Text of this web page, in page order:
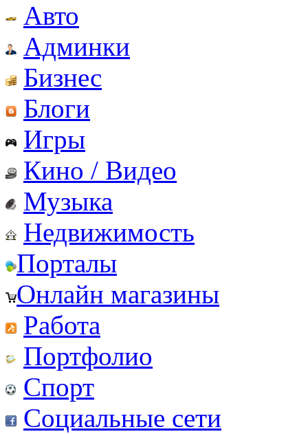
Авто
Админки
Бизнес
Блоги
Игры
Кино / Видео
Музыка
Недвижимость
Порталы
Онлайн магазины
Работа
Портфолио
Спорт
Социальные сети